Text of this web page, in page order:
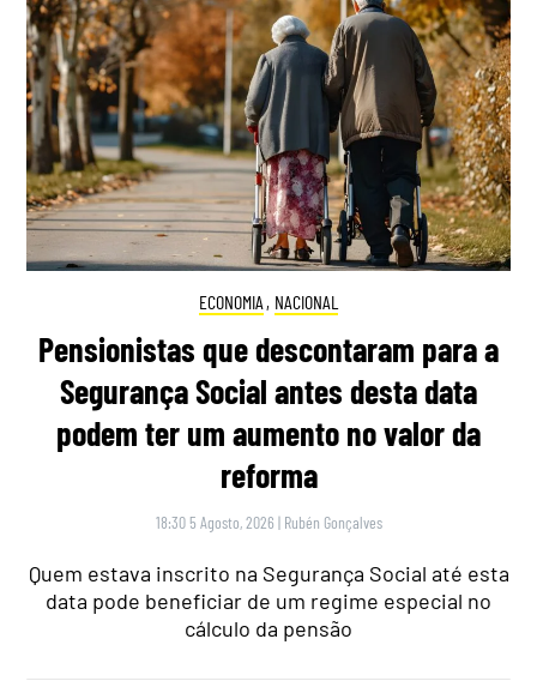
ECONOMIA , NACIONAL
Pensionistas que descontaram para a
Segurança Social antes desta data
podem ter um aumento no valor da
reforma
18:30 5 Agosto, 2026 | Rubén Gonçalves
Quem estava inscrito na Segurança Social até esta
data pode beneficiar de um regime especial no
cálculo da pensão